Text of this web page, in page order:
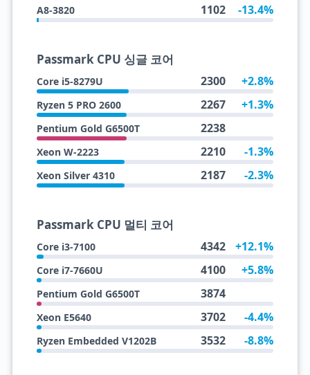
A8-3820 1102 -13.4%
Passmark CPU 싱글 코어
Core i5-8279U 2300 +2.8%
Ryzen 5 PRO 2600 2267 +1.3%
Pentium Gold G6500T 2238
Xeon W-2223 2210 -1.3%
Xeon Silver 4310 2187 -2.3%
Passmark CPU 멀티 코어
Core i3-7100 4342 +12.1%
Core i7-7660U 4100 +5.8%
Pentium Gold G6500T 3874
Xeon E5640 3702 -4.4%
Ryzen Embedded V1202B 3532 -8.8%